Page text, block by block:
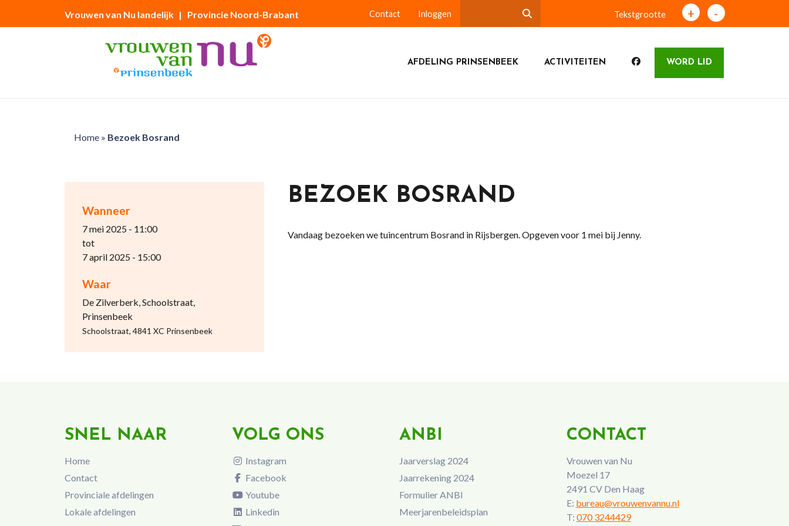
Vrouwen van Nu landelijk | Provincie Noord-Brabant Contact Inloggen Tekstgrootte + -
AFDELING PRINSENBEEK ACTIVITEITEN WORD LID
Home» Bezoek Bosrand
Wanneer
7 mei 2025 - 11:00
tot
7 april 2025 - 15:00
Waar
De Zilverberk, Schoolstraat,
Prinsenbeek
Schoolstraat, 4841 XC Prinsenbeek
BEZOEK BOSRAND
Vandaag bezoeken we tuincentrum Bosrand in Rijsbergen. Opgeven voor 1 mei bij Jenny.
SNEL NAAR
Home
Contact
Provinciale afdelingen
Lokale afdelingen
VOLG ONS
Instagram
Facebook
Youtube
Linkedin
ANBI
Jaarverslag 2024
Jaarrekening 2024
Formulier ANBI
Meerjarenbeleidsplan
CONTACT
Vrouwen van Nu
Moezel 17
2491 CV Den Haag
E: bureau@vrouwenvannu.nl
T: 070 3244429